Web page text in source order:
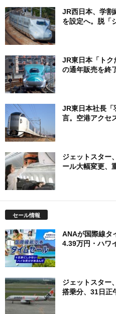
JR西日本、学割
を設定へ。脱「
JR東日本「トク
の通年販売を終
JR東日本社長「
言。空港アクセ
ジェットスター
ール大幅変更、
セール情報
ANAが国際線タ
4.39万円・ハワ
ジェットスター
搭乗分、31日正